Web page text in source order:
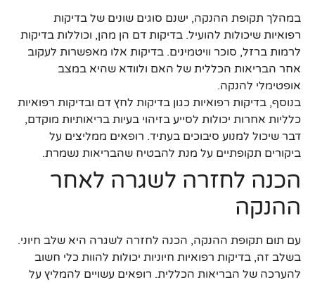
במהלך תקופת ההנקה, ישנם סוגים שונים של בדיקות
רפואיות שיכולות להועיל. בדיקות דם הן מהן, וכוללות בדיקות
לרמות ברזל, סוכר וויטמינים. בדיקות אלו מאפשרות לעקוב
אחר הבריאות הכללית של האם ולוודא שהיא במצב
אופטימלי להנקה.
בנוסף, בדיקות רפואיות כגון בדיקות לחץ דם ובדיקות רפואיות
כלליות אחרות יכולות לסייע בזיהוי בעיות בריאותיות מוקדם,
דבר שיכול למנוע סיבוכים בעתיד. רופאים ממליצים על
ביקורים תקופתיים על מנת להבטיח שהבריאות נשמרת.
הכנה לחזרה לשגרה לאחר
ההנקה
עם תום תקופת ההנקה, הכנה לחזרה לשגרה היא שלב חיוני.
בשלב זה, בדיקות רפואיות חיוניות יכולות להוות כלי חשוב
להערכה של הבריאות הכללית. רופאים עשויים להמליץ על